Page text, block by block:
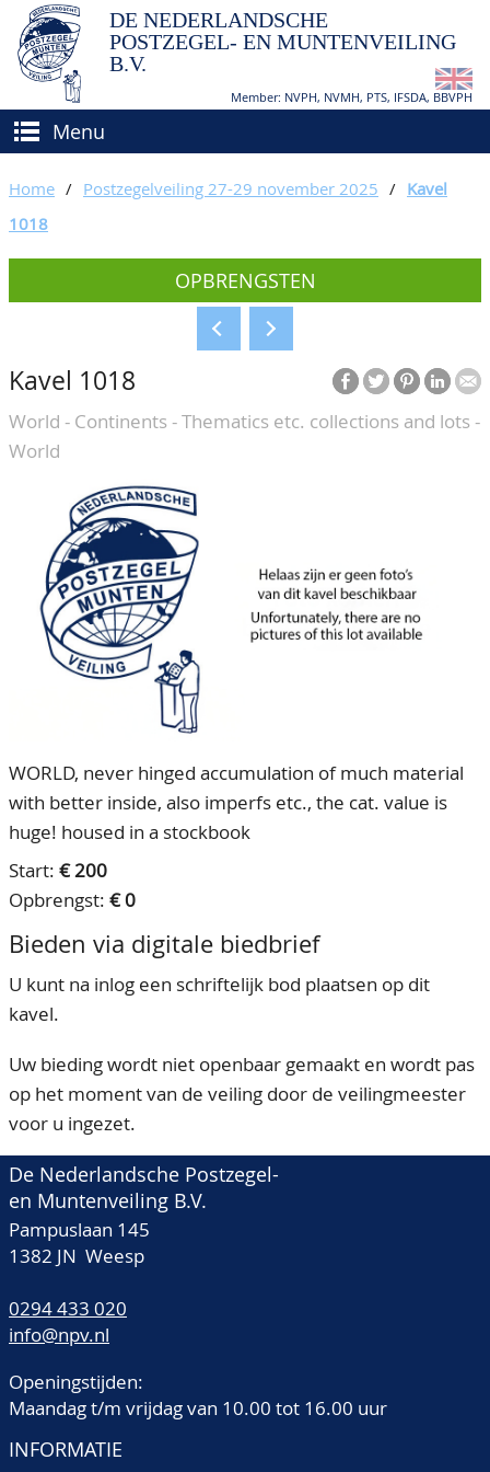
DE NEDERLANDSCHE
POSTZEGEL- EN MUNTENVEILING
B.V.
Member: NVPH, NVMH, PTS, IFSDA, BBVPH
Menu
(VER)KOPEN
Hoe verkopen?
Hoe kopen?
BIEDEN
TAXATIES
CATALOGI/OPBRENGSTEN
KEURINGSDIENST
Ons Team
80 jarig bestaan
CONTACT
ACCOUNT
Home / Postzegelveiling 27-29 november 2025 / Kavel
1018
OPBRENGSTEN
Kavel 1018
World - Continents - Thematics etc. collections and lots -
World
WORLD, never hinged accumulation of much material
with better inside, also imperfs etc., the cat. value is
huge! housed in a stockbook
Start: € 200
Opbrengst: € 0
Bieden via digitale biedbrief
U kunt na inlog een schriftelijk bod plaatsen op dit
kavel.
Uw bieding wordt niet openbaar gemaakt en wordt pas
op het moment van de veiling door de veilingmeester
voor u ingezet.
De Nederlandsche Postzegel-
en Muntenveiling B.V.
Pampuslaan 145
1382 JN Weesp
0294 433 020
info@npv.nl
Openingstijden:
Maandag t/m vrijdag van 10.00 tot 16.00 uur
INFORMATIE